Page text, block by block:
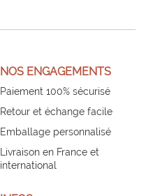
NOS ENGAGEMENTS
Paiement 100% sécurisé
Retour et échange facile
Emballage personnalisé
Livraison en France et
international